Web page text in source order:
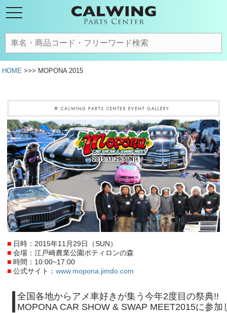
HOME >>> MOPONA 2015
■ 日時：2015年11月29日（SUN）
■ 会場：江戸崎農業公園ポティロンの森
■ 時間：10:00~17:00
■ 公式サイト： www.mopona.jimdo.com
全国各地からアメ車好きが集う今年2度目の祭典!!
MOPONA CAR SHOW & SWAP MEET2015に参加